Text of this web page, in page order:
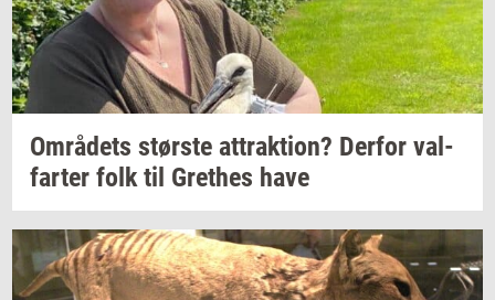
Om­rå­dets stør­ste at­trak­tion? Der­for val­
far­ter folk til Gret­hes have